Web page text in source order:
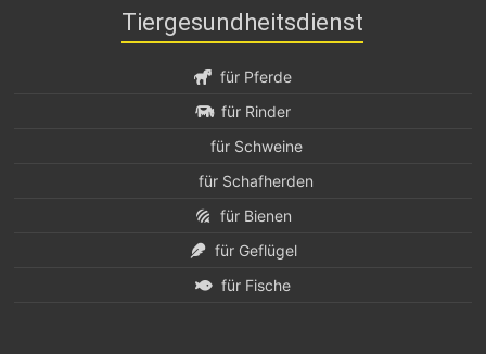
Tiergesundheitsdienst
für Pferde
für Rinder
für Schweine
für Schafherden
für Bienen
für Geflügel
für Fische